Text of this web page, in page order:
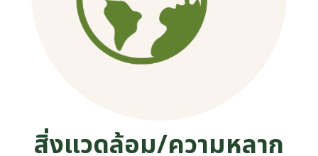
สิ่งแวดล้อม/ความหลาก